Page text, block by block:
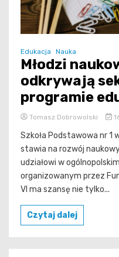
Edukacja Nauka
Młodzi
odkrywają
programie
Tomasz Dobrowolski
Szkoła Podstawowa nr 1
stawia na rozwój
udziałowi w
organizowanym przez
VI ma szansę nie tylko...
Czytaj dalej